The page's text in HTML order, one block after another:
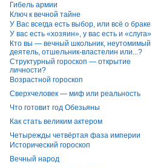
Гибель армии
Ключ к вечной тайне
У Вас всегда есть выбор, или всё о браке
У вас есть «хозяин», у вас есть и «слуга»
Кто вы — вечный школьник, неутомимый
деятель, отшельник-властелин или...?
Структурный гороскоп — открытие
личности?
Возрастной гороскоп
Сверхчеловек — миф или реальность
Что готовит год Обезьяны
Как стать великим актером
Четырежды четвёртая фаза империи
Исторический гороскоп
Вечный народ